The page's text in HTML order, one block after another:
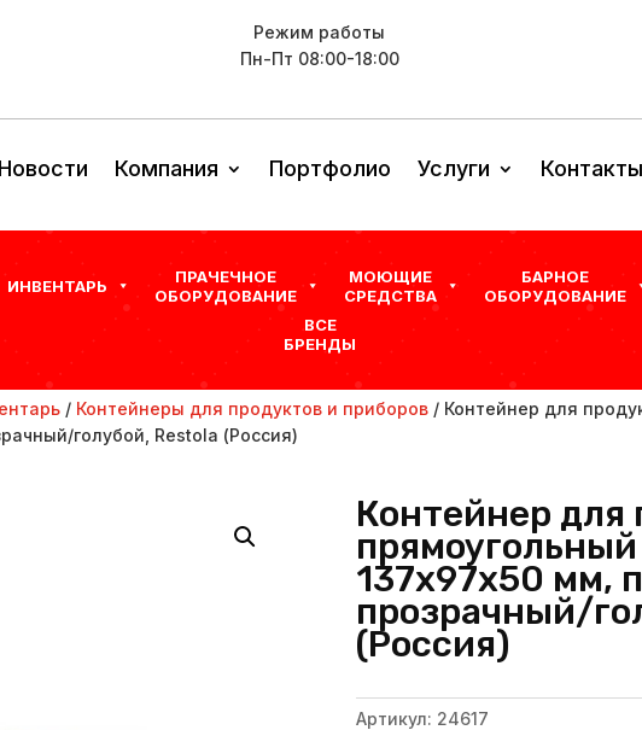
Режим работы
Пн-Пт 08:00-18:00
Новости Компания Портфолио Услуги Контакты
ИНВЕНТАРЬ
ПРАЧЕЧНОЕ
ОБОРУДОВАНИЕ
МОЮЩИЕ
СРЕДСТВА
БАРНОЕ
ОБОРУДОВАНИЕ
ВСЕ
БРЕНДЫ
/ Контейнеры для продуктов и приборов / Контейнер для
голубой, Restola (Россия)
Контейнер для
137х97х50 мм,
прозрачный/
(Россия)
Артикул: 24617